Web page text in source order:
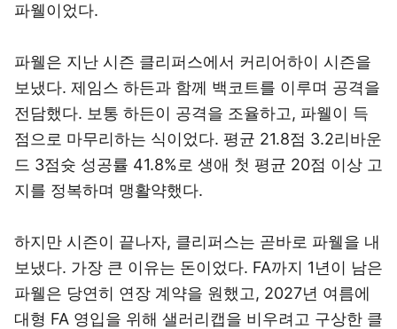
파웰이었다.
파웰은 지난 시즌 클리퍼스에서 커리어하이 시즌을
보냈다. 제임스 하든과 함께 백코트를 이루며 공격을
전담했다. 보통 하든이 공격을 조율하고, 파웰이 득
점으로 마무리하는 식이었다. 평균 21.8점 3.2리바운
드 3점슛 성공률 41.8%로 생애 첫 평균 20점 이상 고
지를 정복하며 맹활약했다.
하지만 시즌이 끝나자, 클리퍼스는 곧바로 파웰을 내
보냈다. 가장 큰 이유는 돈이었다. FA까지 1년이 남은
파웰은 당연히 연장 계약을 원했고, 2027년 여름에
대형 FA 영입을 위해 샐러리캡을 비우려고 구상한 클